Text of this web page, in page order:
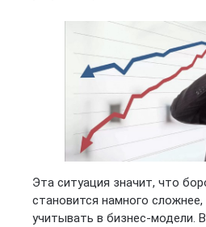
Эта ситуация значит, что
становится намного
учитывать в бизнес-модели.